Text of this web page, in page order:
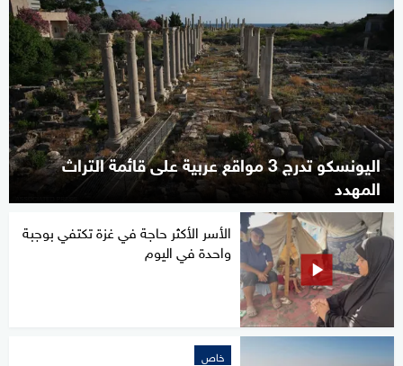
اليونسكو تدرج 3 مواقع عربية على قائمة التراث
المهدد
الأسر الأكثر حاجة في غزة تكتفي بوجبة
واحدة في اليوم
خاص